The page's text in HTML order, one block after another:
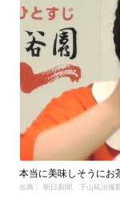
本当に美味しそうにお
出典： 朝日新聞、下山祐治撮